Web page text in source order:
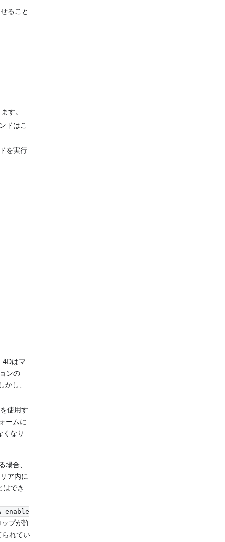
ること
す。
ドはこ
を実行
はマ
ンの
し、
使用す
ームに
なり
合、
ア内に
でき
enable
プが許
られてい